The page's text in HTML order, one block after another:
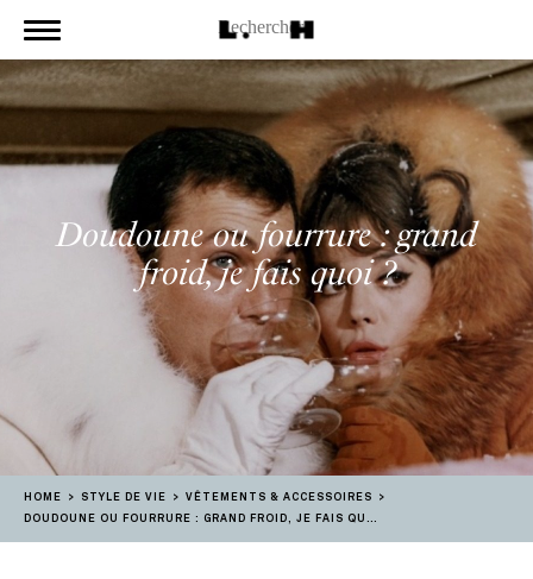
Doudoune ou fourrure : grand
froid, je fais quoi ?
HOME STYLE DE VIE
VÊTEMENTS & ACCESSOIRES
DOUDOUNE OU FOURRURE : GRAND FROID, JE FAIS QUOI ?